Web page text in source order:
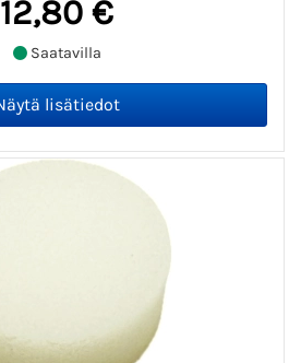
12,80 €
Saatavilla